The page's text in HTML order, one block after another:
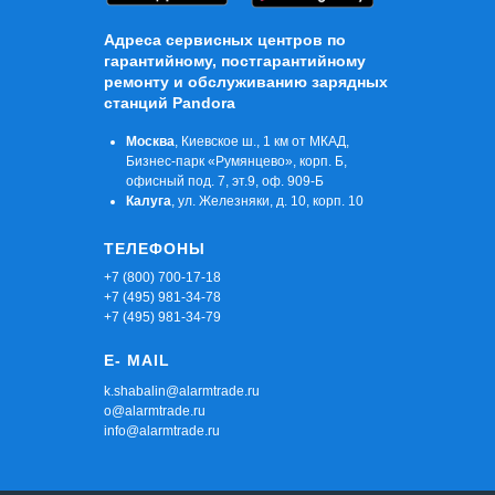
ТЕЛЕФОНЫ
+7 (800) 700-17-18
+7 (495) 981-34-78
+7 (495) 981-34-79
E- MAIL
k.shabalin@alarmtrade.ru
o@alarmtrade.ru
info@alarmtrade.ru
Москва , Киевское ш., 1 км от МКАД,
Бизнес-парк «Румянцево», корп. Б,
офисный под. 7, эт.9, оф. 909-Б
Калуга , ул. Железняки, д. 10, корп. 10
Адреса сервисных центров по
гарантийному, постгарантийному
ремонту и обслуживанию зарядных
станций Pandora